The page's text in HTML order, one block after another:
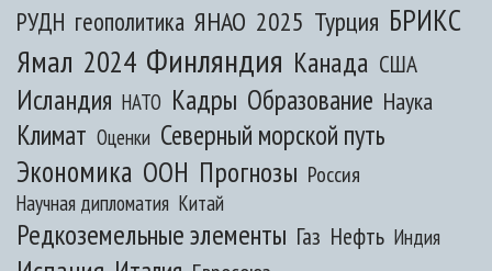
РУДН геополитика ЯНАО 2025 Турция БРИКС
Ямал 2024 Финляндия Канада США
Исландия НАТО Кадры Образование Наука
Климат Оценки Северный морской путь
Экономика ООН Прогнозы Россия
Научная дипломатия Китай
Редкоземельные элементы Газ Нефть Индия